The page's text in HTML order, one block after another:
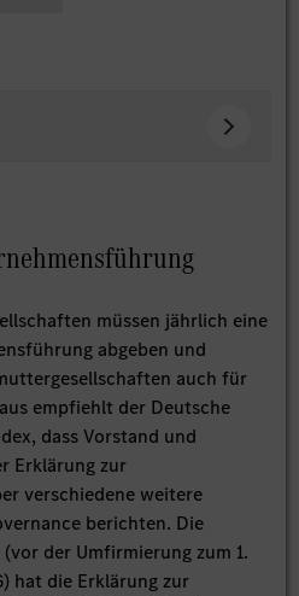
müssen jährlich eine
abgeben und
auch für
empfiehlt der Deutsche
dass Vorstand und
Erklärung zur
verschiedene weitere
berichten. Die
der Umfirmierung zum 1.
hat die Erklärung zur